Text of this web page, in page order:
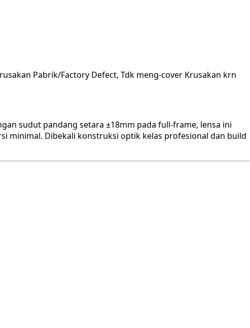
Pabrik/Factory Defect, Tdk meng-cover Krusakan krn
sudut pandang setara ±18mm pada full-frame, lensa ini
minimal. Dibekali konstruksi optik kelas profesional dan build